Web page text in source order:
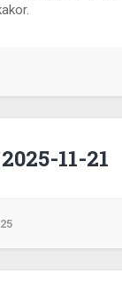
11-21